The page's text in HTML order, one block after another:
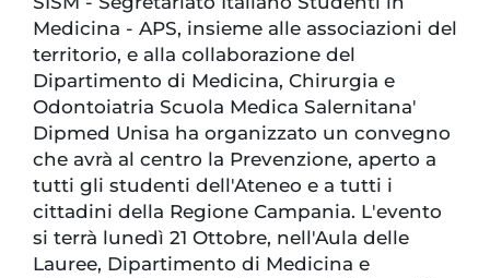
Medicina - APS, insieme alle associazioni del
territorio, e alla collaborazione del
Dipartimento di Medicina, Chirurgia e
Odontoiatria Scuola Medica Salernitana'
Dipmed Unisa ha organizzato un convegno
che avrà al centro la Prevenzione, aperto a
tutti gli studenti dell'Ateneo e a tutti i
cittadini della Regione Campania. L'evento
si terrà lunedì 21 Ottobre, nell'Aula delle
Lauree, Dipartimento di Medicina e